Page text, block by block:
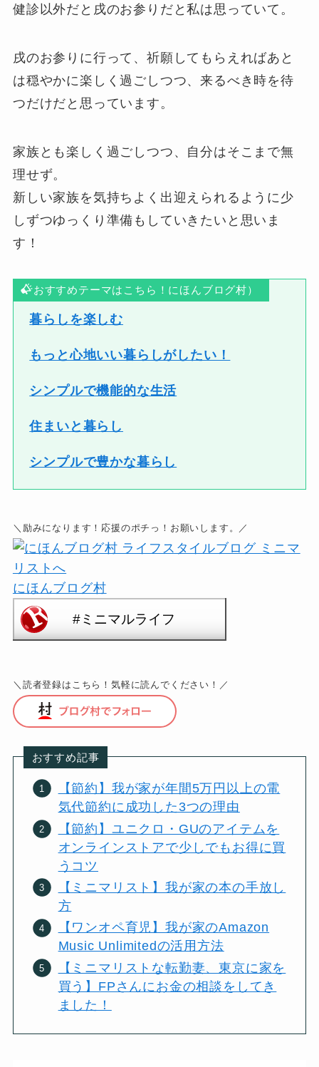
健診以外だと戌のお参りだと私は思っていて。
戌のお参りに行って、祈願してもらえればあと
は穏やかに楽しく過ごしつつ、来るべき時を待
つだけだと思っています。
家族とも楽しく過ごしつつ、自分はそこまで無
理せず。
新しい家族を気持ちよく出迎えられるように少
しずつゆっくり準備もしていきたいと思いま
す！
おすすめテーマはこちら！にほんブログ村）
暮らしを楽しむ
もっと心地いい暮らしがしたい！
シンプルで機能的な生活
住まいと暮らし
シンプルで豊かな暮らし
＼励みになります！応援のポチっ！お願いします。／
にほんブログ村
＼読者登録はこちら！気軽に読んでください！／
おすすめ記事
【節約】我が家が年間5万円以上の電
気代節約に成功した3つの理由
【節約】ユニクロ・GUのアイテムを
オンラインストアで少しでもお得に買
うコツ
【ミニマリスト】我が家の本の手放し
方
【ワンオペ育児】我が家のAmazon
Music Unlimitedの活用方法
【ミニマリストな転勤妻、東京に家を
買う】FPさんにお金の相談をしてき
ました！